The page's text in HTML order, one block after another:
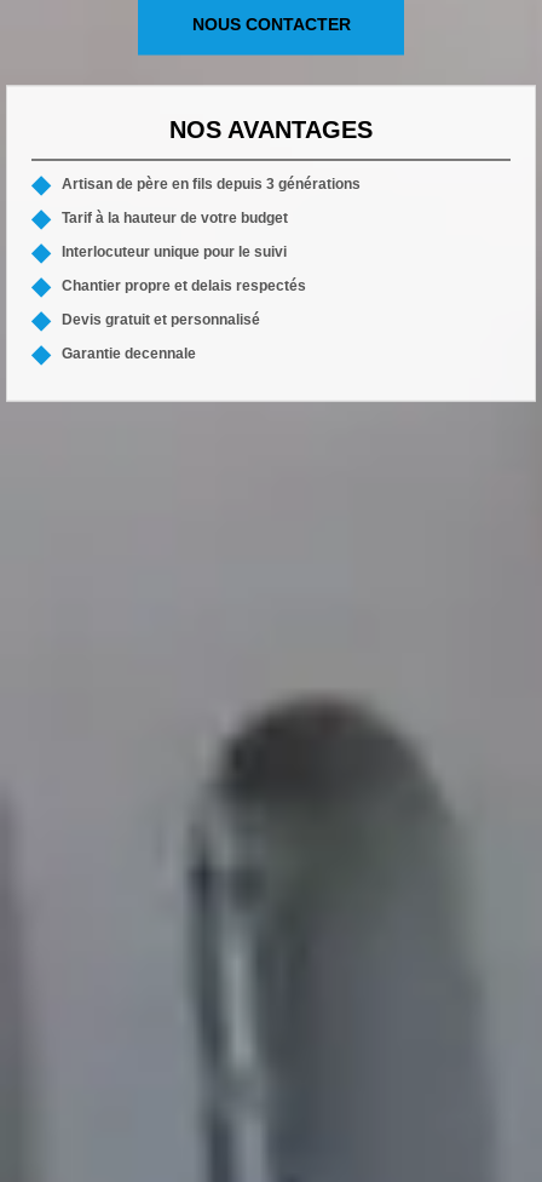
NOUS CONTACTER
NOS AVANTAGES
Artisan de père en fils depuis 3 générations
Tarif à la hauteur de votre budget
Interlocuteur unique pour le suivi
Chantier propre et delais respectés
Devis gratuit et personnalisé
Garantie decennale